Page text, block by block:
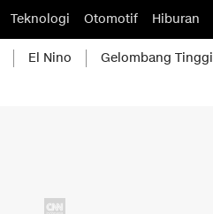
Teknologi Otomotif Hiburan
El Nino Gelombang Tinggi